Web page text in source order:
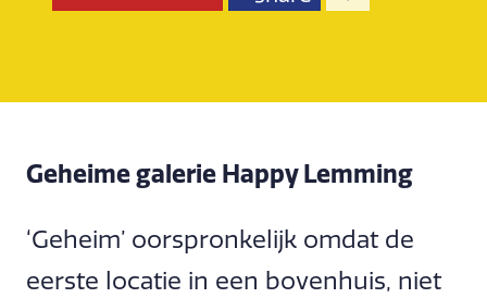
Geheime galerie Happy Lemming
‘Geheim’ oorspronkelijk omdat de
eerste locatie in een bovenhuis, niet